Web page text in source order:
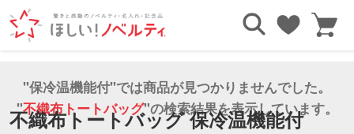
"保冷温機能付"では商品が見つかりませんでした。
"不織布トートバッグ"の検索結果を表示しています。
不織布トートバッグ 保冷温機能付